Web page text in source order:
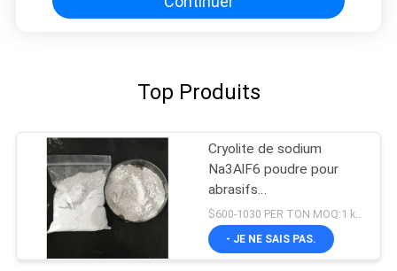
Top Produits
Cryolite de sodium
Na3AlF6 poudre pour
abrasifs
Hexafluoroaluminate de
sodium
$600-1030 PER TON MOQ:1 kg ou plus
- JE NE SAIS PAS.